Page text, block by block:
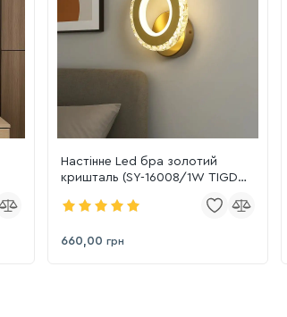
Настінне Led бра золотий
кришталь (SY-16008/1W TIGD
660,00 грн